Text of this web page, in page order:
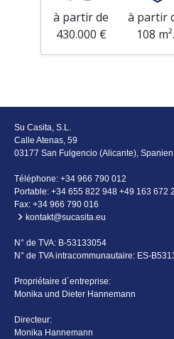
à partir de
430.000 €
à partir
108 m².
Su Casita, S.L.
Calle Atenas, 59
03177 San Fulgencio (Alicante), Spanien
Téléphone: +34 966 790 012
Portable: +34 655 822 948 +49 163 672
Fax: +34 966 790 016
kontakt@sucasita.eu
N° de TVA: B-53133054
N° de TVA intracommunautaire: ES-
Propriétaire d´entreprise:
Monika und Dieter Hannemann
Directeur:
Monika Hannemann